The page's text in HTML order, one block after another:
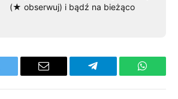
(★ obserwuj) i bądź na bieżąco
Email Telegram